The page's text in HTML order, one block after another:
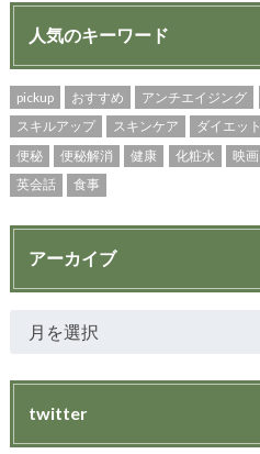
人気のキーワード
pickup おすすめ アンチエイジング
スキルアップ
スキンケア ダイエット
便秘
便秘解消 健康 化粧水 映画
英会話
食事
アーカイブ
twitter